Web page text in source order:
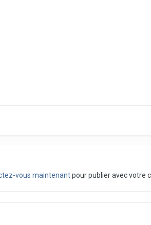
vous maintenantpour publier avec votre